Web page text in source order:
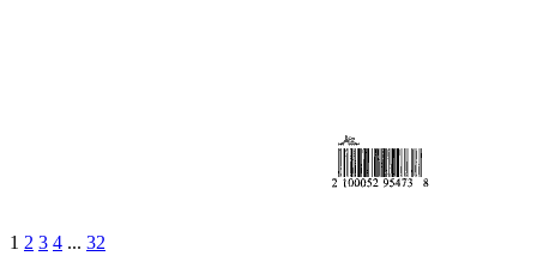
1 2 3 4 ... 32